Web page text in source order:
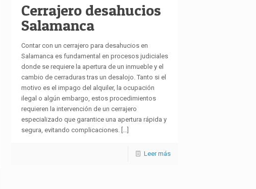
Cerrajero desahucios
Salamanca
Contar con un cerrajero para desahucios en
Salamanca es fundamental en procesos judiciales
donde se requiere la apertura de un inmueble y el
cambio de cerraduras tras un desalojo. Tanto si el
motivo es el impago del alquiler, la ocupación
ilegal o algún embargo, estos procedimientos
requieren la intervención de un cerrajero
especializado que garantice una apertura rápida y
segura, evitando complicaciones. […]
Leer más